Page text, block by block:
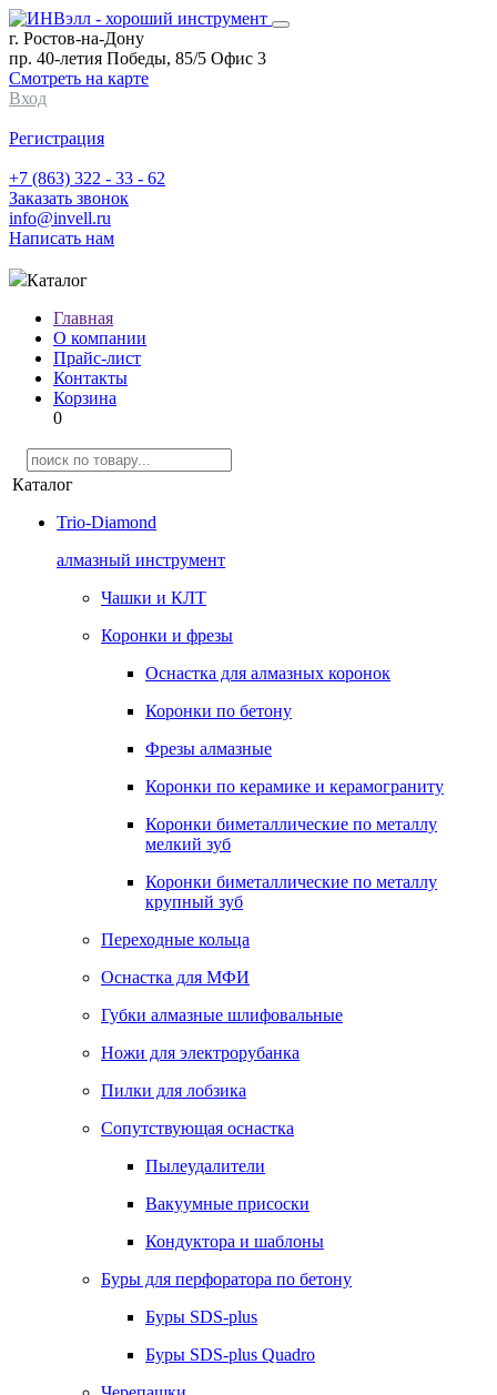
г. Ростов-на-Дону
пр. 40-летия Победы, 85/5 Офис 3
Смотреть на карте
Вход
Регистрация
+7 (863) 322 - 33 - 62
Заказать звонок
info@invell.ru
Написать нам
Каталог
Главная
О компании
Прайс-лист
Контакты
Корзина
0
Каталог
Trio-Diamond
алмазный инструмент
Чашки и КЛТ
Коронки и фрезы
Оснастка для алмазных коронок
Коронки по бетону
Фрезы алмазные
Коронки по керамике и керамограниту
Коронки биметаллические по металлу
мелкий зуб
Коронки биметаллические по металлу
крупный зуб
Переходные кольца
Оснастка для МФИ
Губки алмазные шлифовальные
Ножи для электрорубанка
Пилки для лобзика
Сопутствующая оснастка
Пылеудалители
Вакуумные присоски
Кондуктора и шаблоны
Буры для перфоратора по бетону
Буры SDS-plus
Буры SDS-plus Quadro